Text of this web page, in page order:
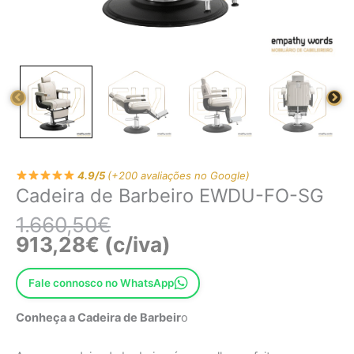
4.9/5(+200 avaliações no Google)
Cadeira de Barbeiro EWDU-FO-SG
1.660,50€
913,28€ (c/iva)
Fale connosco no WhatsApp
Conheça a Cadeira de Barbeiro